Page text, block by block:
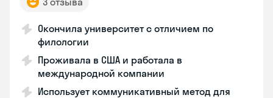
Окончила университет с отличием по
филологии
Проживала в США и работала в
международной компании
Использует коммуникативный метод для